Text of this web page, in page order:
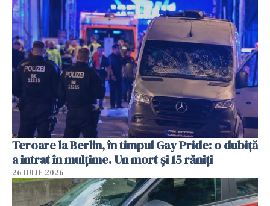
Teroare la Berlin, în timpul Gay Pride: o dubiță
a intrat în mulțime. Un mort și 15 răniți
26 IULIE 2026